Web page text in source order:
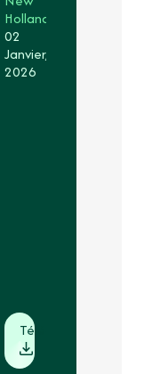
Holland
02
Janvier,
2026
Télécharger